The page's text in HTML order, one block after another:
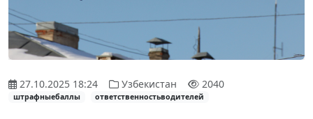
27.10.2025 18:24 Узбекистан 2040
штрафныебаллы ответственностьводителей